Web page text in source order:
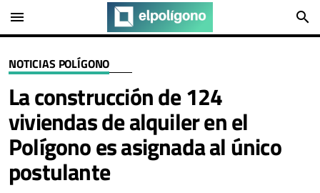
menu search
NOTICIAS POLÍGONO
La construcción de 124
viviendas de alquiler en el
Polígono es asignada al único
postulante